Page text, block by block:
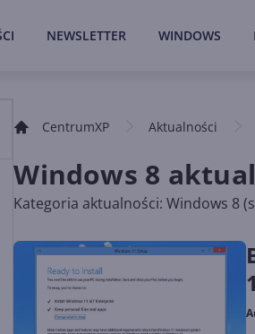
NEWSLETTER WINDOWS
CentrumXP Aktualności
Windows 8
Kategoria aktualności: Windows 8